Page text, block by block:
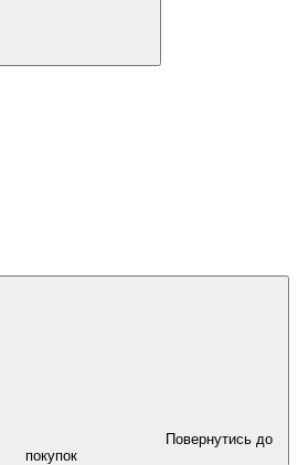
Повернутись до
покупок